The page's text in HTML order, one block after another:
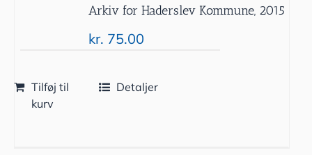
Arkiv for Haderslev Kommune, 2015
kr. 75.00
Tilføj til
kurv
Detaljer